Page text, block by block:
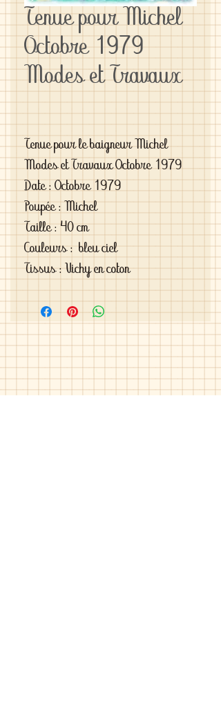
Tenue pour Michel
Octobre 1979
Modes et Travaux
Tenue pour le baigneur Michel
Modes et Travaux Octobre 1979
Date : Octobre 1979
Poupée : Michel
Taille : 40 cm
Couleurs : bleu ciel
Tissus : Vichy en coton